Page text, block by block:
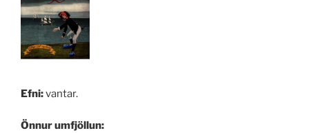
Efni:vantar.
Önnur umfjöllun: